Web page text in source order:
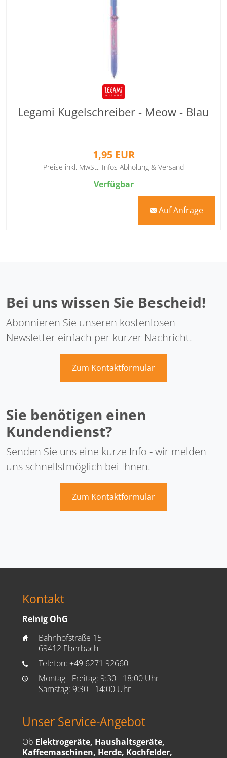
Legami Kugelschreiber - Meow - Blau
1,95 EUR
Preise inkl. MwSt., Infos Abholung & Versand
Verfügbar
mail Auf Anfrage
Bei uns wissen Sie Bescheid!
Abonnieren Sie unseren kostenlosen
Newsletter einfach per kurzer Nachricht.
Zum Kontaktformular
Sie benötigen einen
Kundendienst?
Senden Sie uns eine kurze Info - wir melden
uns schnellstmöglich bei Ihnen.
Zum Kontaktformular
Kontakt
Reinig OhG
home
Bahnhofstraße 15
69412 Eberbach
phone Telefon: +49 6271 92660
time
Montag - Freitag: 9:30 - 18:00 Uhr
Samstag: 9:30 - 14:00 Uhr
Unser Service-Angebot
Ob Elektrogeräte, Haushaltsgeräte,
Kaffeemaschinen, Herde, Kochfelder,